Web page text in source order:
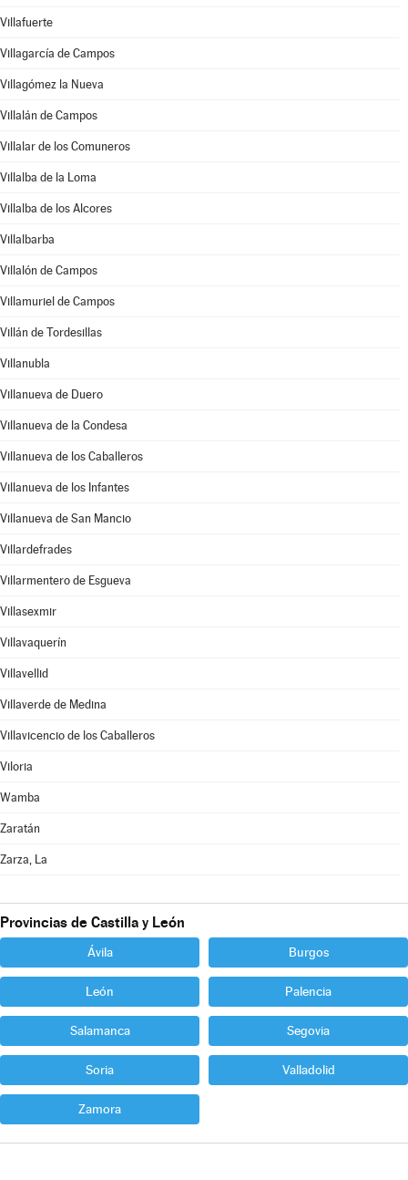
Villafuerte
Villagarcía de Campos
Villagómez la Nueva
Villalán de Campos
Villalar de los Comuneros
Villalba de la Loma
Villalba de los Alcores
Villalbarba
Villalón de Campos
Villamuriel de Campos
Villán de Tordesillas
Villanubla
Villanueva de Duero
Villanueva de la Condesa
Villanueva de los Caballeros
Villanueva de los Infantes
Villanueva de San Mancio
Villardefrades
Villarmentero de Esgueva
Villasexmir
Villavaquerín
Villavellid
Villaverde de Medina
Villavicencio de los Caballeros
Viloria
Wamba
Zaratán
Zarza, La
Provincias de Castilla y León
Ávila Burgos
León Palencia
Salamanca Segovia
Soria Valladolid
Zamora